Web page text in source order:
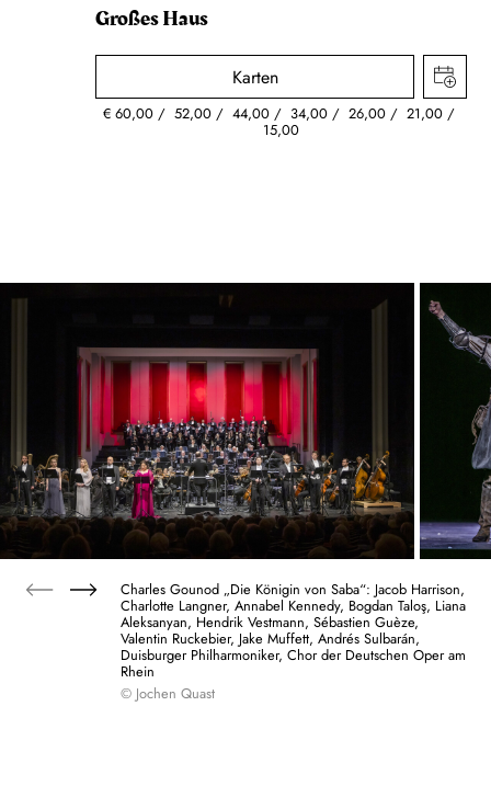
Großes Haus
Karten
€60,00 52,00 44,00 34,00 26,00 21,00
15,00
Charles Gounod „Die Königin von Saba“: Jacob Harrison,
Charlotte Langner, Annabel Kennedy, Bogdan Taloş, Liana
Aleksanyan, Hendrik Vestmann, Sébastien Guèze,
Valentin Ruckebier, Jake Muffett, Andrés Sulbarán,
Duisburger Philharmoniker, Chor der Deutschen Oper am
Rhein
© Jochen Quast